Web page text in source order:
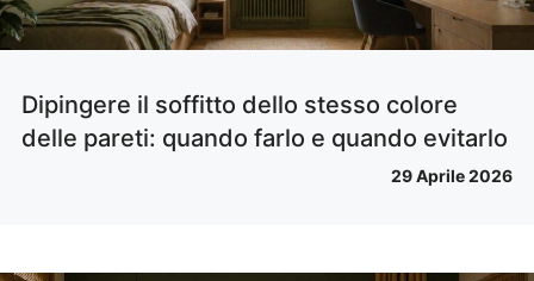
Dipingere il soffitto dello stesso colore
delle pareti: quando farlo e quando evitarlo
29 Aprile 2026